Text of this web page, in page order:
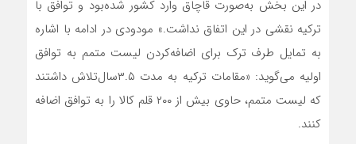
در این بخش به‌صورت قاچاق وارد کشور شده‌بود و توافق با
ترکیه نقشی در این اتفاق نداشت.» مودودی در ادامه با اشاره
به تمایل طرف ترک برای اضافه‌کردن لیست متمم به توافق
اولیه می‌گوید: «مقامات ترکیه به مدت ۳.۵سال‌تلاش داشتند
که لیست متمم، حاوی بیش از ۲۰۰ قلم کالا را به توافق اضافه
کنند.